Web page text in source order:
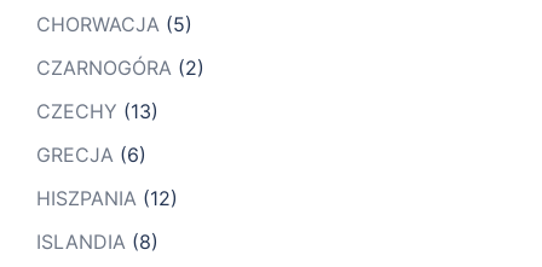
CHORWACJA (5)
CZARNOGÓRA (2)
CZECHY (13)
GRECJA (6)
HISZPANIA (12)
ISLANDIA (8)